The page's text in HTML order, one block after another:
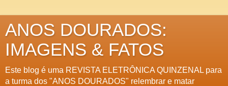
ANOS DOURADOS:
IMAGENS & FATOS
Este blog é uma REVISTA ELETRÔNICA QUINZENAL para
a turma dos "ANOS DOURADOS" relembrar e matar